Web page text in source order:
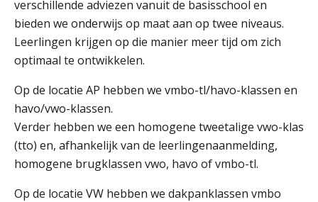
NIEUWS
VACATURES EN STAGEPLEKKEN
WELKOM
ZOEKEN ELO MAGISTER AURA SCHOOL
GIDS ZERMELO
verschillende adviezen vanuit de basisschool en
bieden we onderwijs op maat aan op twee niveaus.
Leerlingen krijgen op die manier meer tijd om zich
optimaal te ontwikkelen.
Op de locatie AP hebben we vmbo-tl/havo-klassen en
havo/vwo-klassen.
Verder hebben we een homogene tweetalige vwo-klas
(tto) en, afhankelijk van de leerlingenaanmelding,
homogene brugklassen vwo, havo of vmbo-tl.
Op de locatie VW hebben we dakpanklassen vmbo